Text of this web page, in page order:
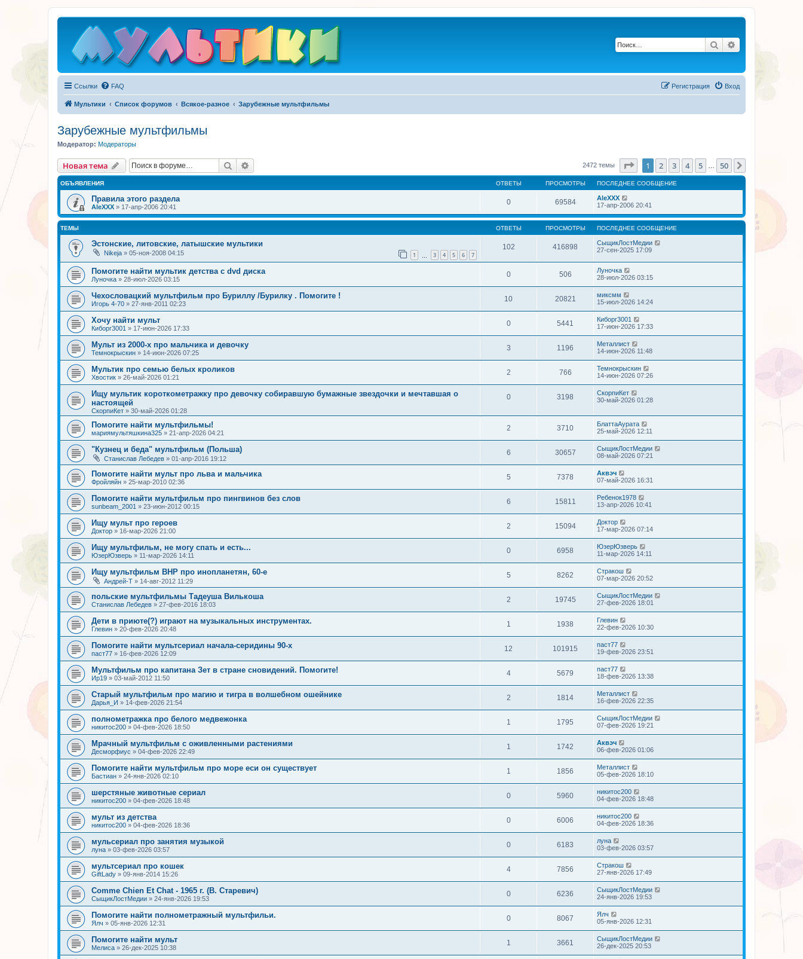
Поиск
Ссылки FAQ Вход
Регистрация
Мультики Список форумов Всякое-разное Зарубежные мультфильмы
Зарубежные мультфильмы
Модератор: Модераторы
Новая тема Поиск 2472 темы Страница1 из 50
1 2 3 4 5 50
ОБЪЯВЛЕНИЯ ОТВЕТЫ ПРОСМОТРЫ ПОСЛЕДНЕЕ СООБЩЕНИЕ
Правила этого раздела
AleXXX » 17-апр-2006 20:41
0 69584
AleXXX
17-апр-2006 20:41
ТЕМЫ ОТВЕТЫ ПРОСМОТРЫ ПОСЛЕДНЕЕ СООБЩЕНИЕ
Эстонские, литовские, латышские мультики
Nikeja » 05-ноя-2008 04:15 1 3 4 5 6 7
102 416898
СыщикЛостМедии
27-сен-2025 17:09
Помогите найти мультик детства с dvd диска
Луночка » 28-июл-2026 03:15
0 506
Луночка
28-июл-2026 03:15
Чехословацкий мультфильм про Буриллу /Бурилку . Помогите !
Игорь 4-70 » 27-янв-2011 02:23
10 20821
миксмм
15-июл-2026 14:24
Хочу найти мульт
Киборг3001 » 17-июн-2026 17:33
0 5441
Киборг3001
17-июн-2026 17:33
Мульт из 2000-х про мальчика и девочку
Темнокрыскин » 14-июн-2026 07:25
3 1196
Металлист
14-июн-2026 11:48
Мультик про семью белых кроликов
Хвостик » 26-май-2026 01:21
2 766
Темнокрыскин
14-июн-2026 07:26
Ищу мультик короткометражку про девочку собиравшую бумажные звездочки и мечтавшая о
настоящей
СкорпиКет » 30-май-2026 01:28
0 3198
СкорпиКет
30-май-2026 01:28
Помогите найти мультфильмы!
мариямультяшкина325 » 21-апр-2026 04:21
2 3710
БлаттаАурата
25-май-2026 12:11
"Кузнец и беда" мультфильм (Польша)
Станислав Лебедев » 01-апр-2016 19:12
6 30657
СыщикЛостМедии
08-май-2026 07:21
Помогите найти мульт про льва и мальчика
Фройляйн » 25-мар-2010 02:36
5 7378
Аквэч
07-май-2026 16:31
Помогите найти мультфильм про пингвинов без слов
sunbeam_2001 » 23-июн-2012 00:15
6 15811
Ребенок1978
13-апр-2026 10:41
Ищу мульт про героев
Доктор » 16-мар-2026 21:00
2 15094
Доктор
17-мар-2026 07:14
Ищу мультфильм, не могу спать и есть...
ЮзерЮзверь » 11-мар-2026 14:11
0 6958
ЮзерЮзверь
11-мар-2026 14:11
Ищу мультфильм ВНР про инопланетян, 60-е
Андрей-Т » 14-авг-2012 11:29
5 8262
Стракош
07-мар-2026 20:52
польские мультфильмы Тадеуша Вилькоша
Станислав Лебедев » 27-фев-2016 18:03
2 19745
СыщикЛостМедии
27-фев-2026 18:01
Дети в приюте(?) играют на музыкальных инструментах.
Глевин » 20-фев-2026 20:48
1 1938
Глевин
22-фев-2026 10:30
Помогите найти мультсериал начала-серидины 90-х
паст77 » 16-фев-2026 12:09
12 101915
паст77
19-фев-2026 23:51
Мультфильм про капитана Зет в стране сновидений. Помогите!
Ир19 » 03-май-2012 11:50
4 5679
паст77
18-фев-2026 13:38
Старый мультфильм про магию и тигра в волшебном ошейнике
Дарья_И » 14-фев-2026 21:54
2 1814
Металлист
16-фев-2026 22:35
полнометражка про белого медвежонка
никитос200 » 04-фев-2026 18:50
1 1795
СыщикЛостМедии
07-фев-2026 19:21
Мрачный мультфильм с оживленными растениями
Десморфиус » 04-фев-2026 22:49
1 1742
Аквэч
06-фев-2026 01:06
Помогите найти мультфильм про море еси он существует
Бастиан » 24-янв-2026 02:10
1 1856
Металлист
05-фев-2026 18:10
шерстяные животные сериал
никитос200 » 04-фев-2026 18:48
0 5960
никитос200
04-фев-2026 18:48
мульт из детства
никитос200 » 04-фев-2026 18:36
0 6006
никитос200
04-фев-2026 18:36
мульсериал про занятия музыкой
луна » 03-фев-2026 03:57
0 6183
луна
03-фев-2026 03:57
мультсериал про кошек
GiftLady » 09-янв-2014 15:26
4 7856
Стракош
27-янв-2026 17:49
Comme Chien Et Chat - 1965 г. (В. Старевич)
СыщикЛостМедии » 24-янв-2026 19:53
0 6236
СыщикЛостМедии
24-янв-2026 19:53
Помогите найти полнометражный мультфильи.
Ялч » 05-янв-2026 12:31
0 8067
Ялч
05-янв-2026 12:31
Помогите найти мульт
Мелиса » 26-дек-2025 10:38
1 3661
СыщикЛостМедии
26-дек-2025 20:53